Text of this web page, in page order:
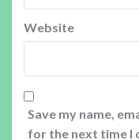
Website
Save my name,
for the next time I